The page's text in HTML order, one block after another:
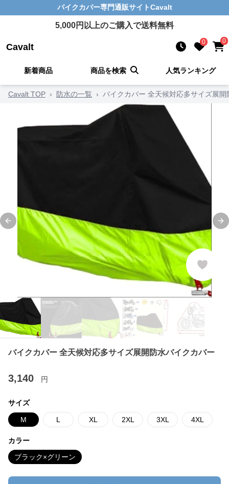
バイクカバー専門通販サイトCavalt
5,000円以上のご購入で送料無料
Cavalt 0 0
新着商品 商品を検索 人気ランキング
Cavalt TOP › 防水の一覧 › バイクカバー 全天候対応多サイズ展開
Previous slide
バイクカバー 全天候対応多サイズ展開防水バイクカバー
3,140 円
サイズ
M L XL 2XL 3XL 4XL
カラー
ブラック×グリーン